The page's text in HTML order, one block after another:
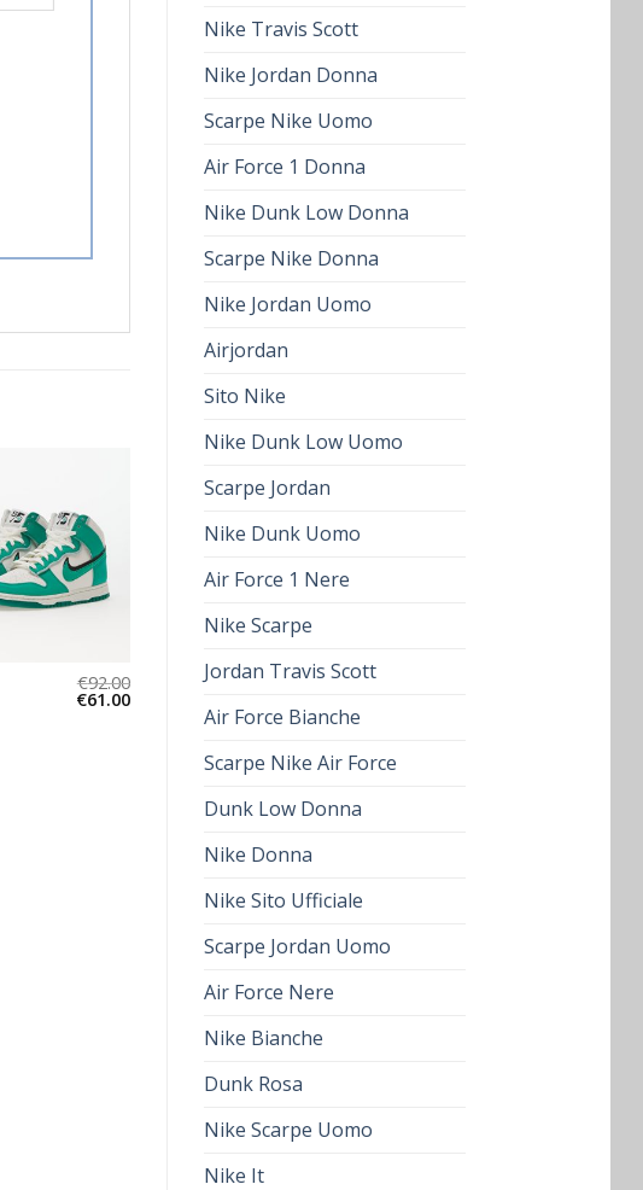
Nike Travis Scott
Nike Jordan Donna
Scarpe Nike Uomo
Air Force 1 Donna
Nike Dunk Low Donna
Scarpe Nike Donna
Nike Jordan Uomo
Airjordan
Sito Nike
Nike Dunk Low Uomo
Scarpe Jordan
Nike Dunk Uomo
Air Force 1 Nere
Nike Scarpe
Jordan Travis Scott
Air Force Bianche
Scarpe Nike Air Force
Dunk Low Donna
Nike Donna
Nike Sito Ufficiale
Scarpe Jordan Uomo
Air Force Nere
Nike Bianche
Dunk Rosa
Nike Scarpe Uomo
Nike It
€92.00
€61.00